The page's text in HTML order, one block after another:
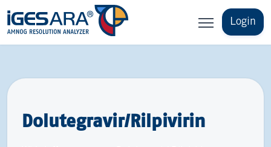
Login
Dolutegravir/Rilpivirin